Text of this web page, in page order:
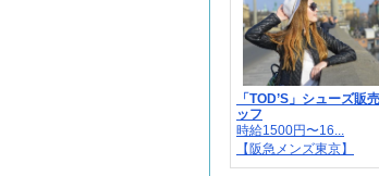
「TOD’S」シューズ販
ッフ
時給1500円〜16...
【阪急メンズ東京】